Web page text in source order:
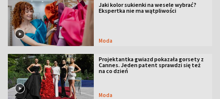
Jaki kolor sukienki na wesele wybrać?
Ekspertka nie ma wątpliwości
Moda
Projektantka gwiazd pokazała gorsety z
Cannes. Jeden patent sprawdzi się też
na co dzień
Moda